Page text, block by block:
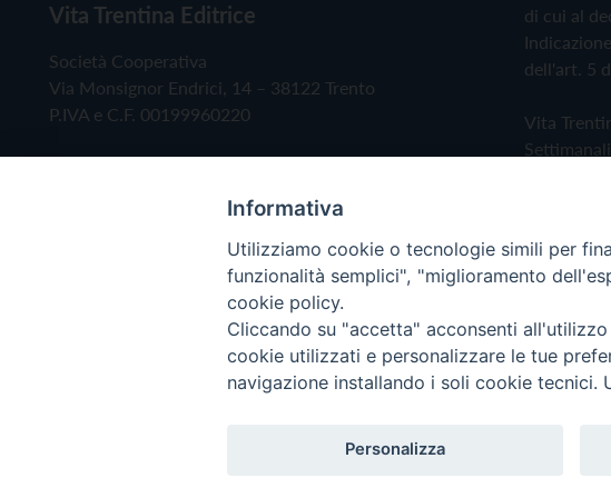
Vita Trentina Editrice
Società Cooperativa
Via Monsignor Endrici, 14 – 38122 Trento
P.IVA e C.F. 00199960220
di cui al
dell'art. 5
Vita
Privacy
Copyright © 2019 - Tutti i diritti riservati - Vita Trentina
Informativa
Utilizziamo cookie o tecnologie simili per
funzionalità semplici", "miglioramento
cookie policy.
Cliccando su "accetta" acconsenti
cookie utilizzati e personalizzare le tue
navigazione installando i soli cookie
Personalizza